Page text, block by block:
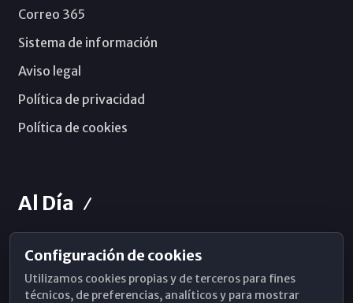
Correo 365
Sistema de información
Aviso legal
Política de privacidad
Política de cookies
Al Día
Horarios de Misa
Hemeroteca
Configuración de cookies
Utilizamos cookies propias y de terceros para fines
técnicos, de preferencias, analíticos y para mostrar